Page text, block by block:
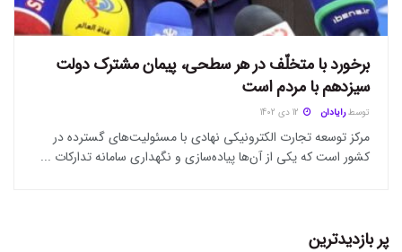
برخورد با متخلّف در هر سطحی، پیمان مشترک دولت
سیزدهم با مردم است
توسط رایادان
مرکز توسعه تجارت الکترونیکی نهادی با مسئولیت‌های گسترده در
کشور است که یکی از آن‌‌ها پیاده‌سازی و نگهداری سامانه تدارکات ...
پر بازدیدترین